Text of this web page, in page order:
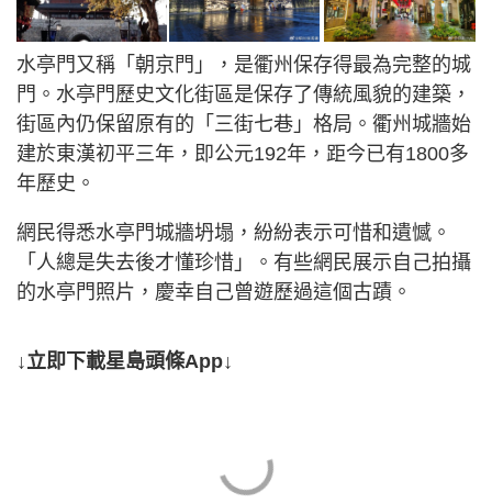
水亭門又稱「朝京門」，是衢州保存得最為完整的城
門。水亭門歷史文化街區是保存了傳統風貌的建築，
街區內仍保留原有的「三街七巷」格局。衢州城牆始
建於東漢初平三年，即公元192年，距今已有1800多
年歷史。
網民得悉水亭門城牆坍塌，紛紛表示可惜和遺憾。
「人總是失去後才懂珍惜」。有些網民展示自己拍攝
的水亭門照片，慶幸自己曾遊歷過這個古蹟。
↓立即下載星島頭條App↓